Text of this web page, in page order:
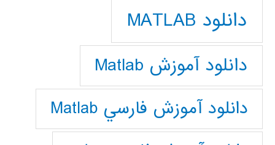
دانلود MATLAB
دانلود آموزش Matlab
دانلود آموزش فارسي Matlab